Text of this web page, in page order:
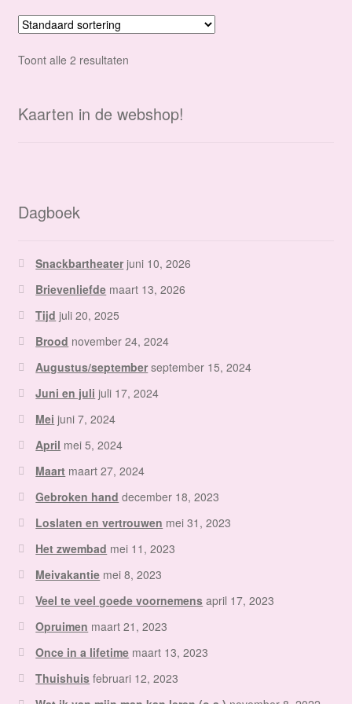
Toont alle 2 resultaten
Kaarten in de webshop!
Dagboek
Snackbartheater juni 10, 2026
Brievenliefde maart 13, 2026
Tijd juli 20, 2025
Brood november 24, 2024
Augustus/september september 15, 2024
Juni en juli juli 17, 2024
Mei juni 7, 2024
April mei 5, 2024
Maart maart 27, 2024
Gebroken hand december 18, 2023
Loslaten en vertrouwen mei 31, 2023
Het zwembad mei 11, 2023
Meivakantie mei 8, 2023
Veel te veel goede voornemens april 17, 2023
Opruimen maart 21, 2023
Once in a lifetime maart 13, 2023
Thuishuis februari 12, 2023